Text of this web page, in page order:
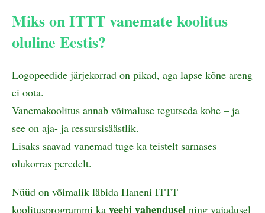
Miks on ITTT vanemate koolitus
oluline Eestis?
Logopeedide järjekorrad on pikad, aga lapse kõne areng
ei oota.
Vanemakoolitus annab võimaluse tegutseda kohe – ja
see on aja- ja ressursisäästlik.
Lisaks saavad vanemad tuge ka teistelt sarnases
olukorras peredelt.
Nüüd on võimalik läbida Haneni ITTT
koolitusprogrammi ka veebi vahendusel ning vajadusel